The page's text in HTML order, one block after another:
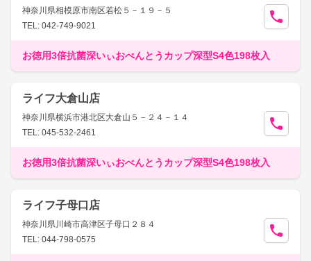
神奈川県相模原市南区若松５－１９－５
TEL: 042-749-9021
お徳用3倍抗菌深いぃおべんとうカップ深型S4色198枚入
ライフ大倉山店
神奈川県横浜市港北区大倉山５－２４－１４
TEL: 045-532-2461
お徳用3倍抗菌深いぃおべんとうカップ深型S4色198枚入
ライフ子母口店
神奈川県川崎市高津区子母口２８４
TEL: 044-798-0575